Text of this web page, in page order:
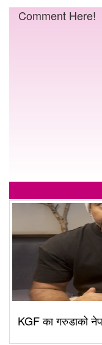
Comment Here!
KGF का गरुडाको